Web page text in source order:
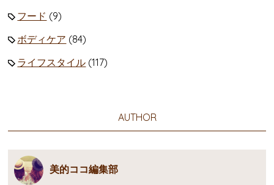
フード (9)
ボディケア (84)
ライフスタイル (117)
AUTHOR
美的ココ編集部